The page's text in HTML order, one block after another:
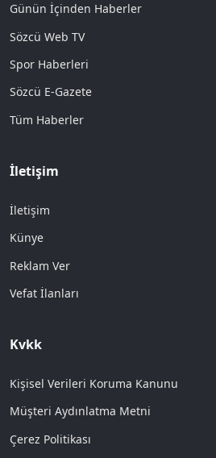
Günün İçinden Haberler
Sözcü Web TV
Spor Haberleri
Sözcü E-Gazete
Tüm Haberler
İletişim
İletişim
Künye
Reklam Ver
Vefat İlanları
Kvkk
Kişisel Verileri Koruma Kanunu
Müşteri Aydınlatma Metni
Çerez Politikası